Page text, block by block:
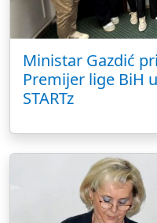
Ministar Gazdić
Premijer lige BiH
STARTz